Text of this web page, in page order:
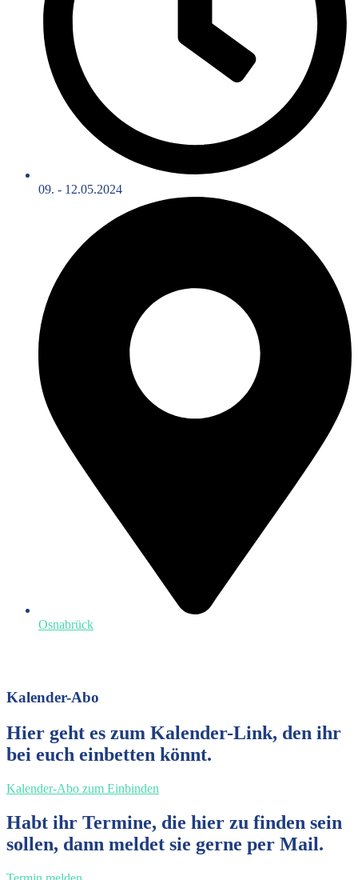
09. - 12.05.2024
Osnabrück
Kalender-Abo
Hier geht es zum Kalender-Link, den ihr
bei euch einbetten könnt.
Kalender-Abo zum Einbinden
Habt ihr Termine, die hier zu finden sein
sollen, dann meldet sie gerne per Mail.